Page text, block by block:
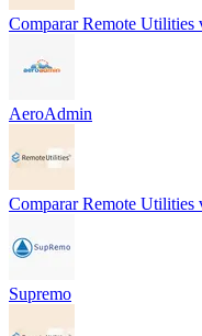
Comparar Remote Utilities
AeroAdmin
Comparar Remote Utilities
Supremo